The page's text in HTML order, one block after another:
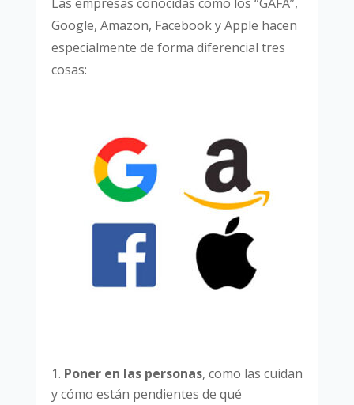
Google, Amazon, Facebook y Apple hacen
especialmente de forma diferencial tres
cosas:
Poner en las personas, como las cuidan
y cómo están pendientes de qué